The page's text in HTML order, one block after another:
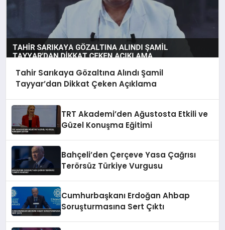
Tahir Sarıkaya Gözaltına Alındı Şamil
Tayyar’dan Dikkat Çeken Açıklama
TRT Akademi’den Ağustosta Etkili ve
Güzel Konuşma Eğitimi
Bahçeli’den Çerçeve Yasa Çağrısı
Terörsüz Türkiye Vurgusu
Cumhurbaşkanı Erdoğan Ahbap
Soruşturmasına Sert Çıktı